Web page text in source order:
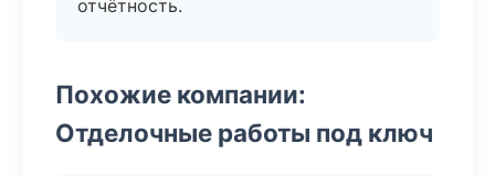
отчётность.
Похожие компании:
Отделочные работы под ключ